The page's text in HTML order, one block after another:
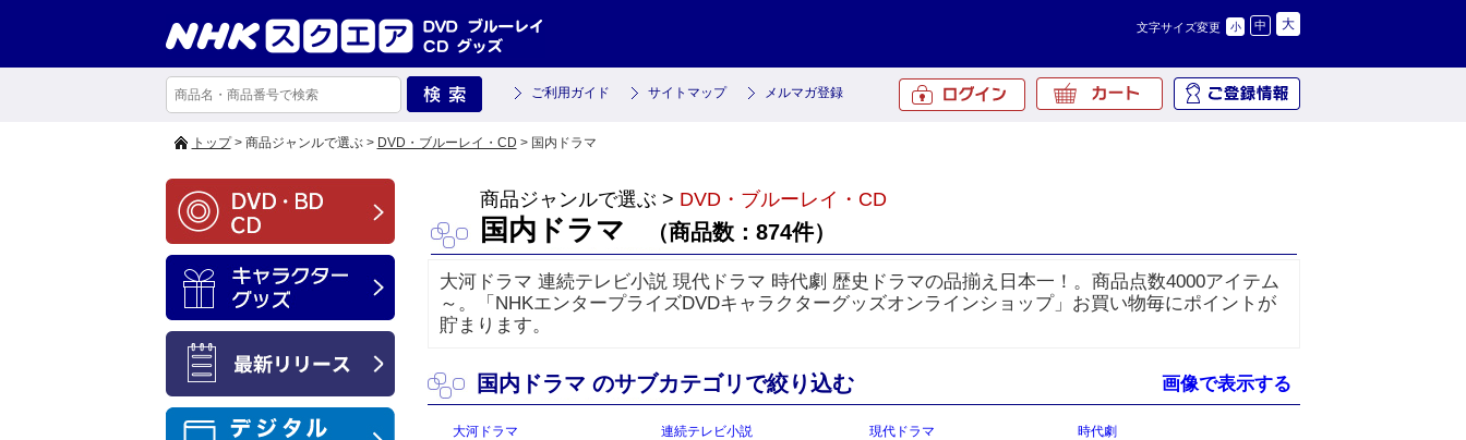
文字サイズ変更 小 中 大
ご利用ガイド サイトマップ メルマガ登録
トップ> 商品ジャンルで選ぶ > DVD・ブルーレイ・CD > 国内ドラマ
商品ジャンルで選ぶ > DVD・ブルーレイ・CD
国内ドラマ （商品数：874件）
大河ドラマ 連続テレビ小説 現代ドラマ 時代劇 歴史ドラマの品揃え日本一！。商品点数4000アイテム
～。「NHKエンタープライズDVDキャラクターグッズオンラインショップ」お買い物毎にポイントが
貯まります。
国内ドラマ のサブカテゴリで絞り込む 画像で表示する
大河ドラマ 連続テレビ小説 現代ドラマ
時代劇